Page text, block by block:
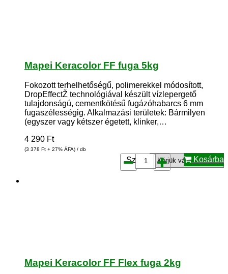
Mapei Keracolor FF fuga 5kg
Fokozott terhelhetőségű, polimerekkel módosított,
DropEffectŽ technológiával készült vízlepergető
tulajdonságú, cementkötésű fugázóhabarcs 6 mm
fugaszélességig. Alkalmazási területek: Bármilyen
(egyszer vagy kétszer égetett, klinker,…
4 290 Ft
(3 378 Ft + 27% ÁFA) / db
Szín*: Kosárba
Mapei Keracolor FF Flex fuga 2kg